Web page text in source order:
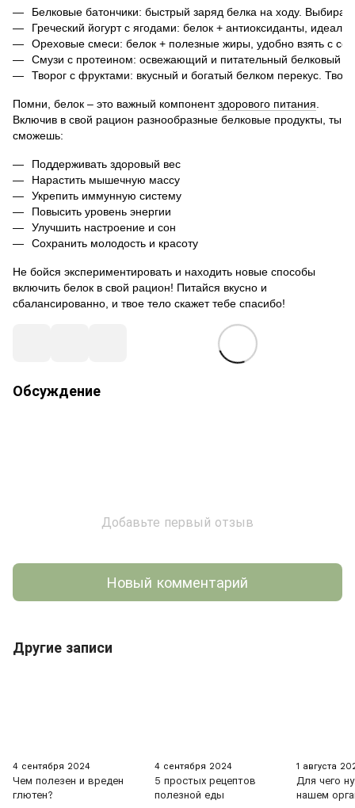
Белковые батончики: быстрый заряд белка на ходу.
Греческий йогурт с ягодами: белок + антиоксиданты,
Ореховые смеси: белок + полезные жиры, удобно взять с
Смузи с протеином: освежающий и питательный белковый
Творог с фруктами: вкусный и богатый белком перекус.
Помни, белок – это важный компонентздорового питания.
Включив в свой рацион разнообразные белковые продукты, ты
сможешь:
Поддерживать здоровый вес
Нарастить мышечную массу
Укрепить иммунную систему
Повысить уровень энергии
Улучшить настроение и сон
Сохранить молодость и красоту
Не бойся экспериментировать и находить новые способы
включить белок в свой рацион! Питайся вкусно и
сбалансированно, и твое тело скажет тебе спасибо!
Обсуждение
Добавьте первый отзыв
Новый комментарий
Другие записи
4 сентября 2024
Чем полезен и вреден
глютен?
4 сентября 2024
5 простых рецептов
полезной еды
1 августа
Для чего
нашем